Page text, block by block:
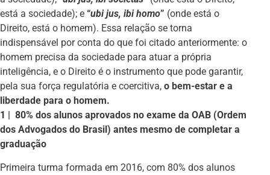
está a sociedade); e “ubi jus, ibi homo” (onde está o
Direito, está o homem). Essa relação se torna
indispensável por conta do que foi citado anteriormente: o
homem precisa da sociedade para atuar a própria
inteligência, e o Direito é o instrumento que pode garantir,
pela sua força regulatória e coercitiva, o bem-estar e a
liberdade para o homem.
1 | 80% dos alunos aprovados no exame da OAB (Ordem
dos Advogados do Brasil) antes mesmo de completar a
graduação
Primeira turma formada em 2016, com 80% dos alunos